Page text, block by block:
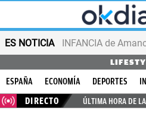
ES NOTICIA INFANCIA de
ESPAÑA ECONOMÍA DEPORTES
DIRECTO
ÚLTIMA HORA DE